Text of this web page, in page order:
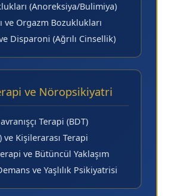
(Anoreksiya/Bulimiya)
ve Orgazm Bozuklukları
Disparoni (Ağrılı Cinsellik)
ve Nöropsikiyatri
Terapi (BDT)
ve Kişilerarası Terapi
ve Bütüncül Yaklaşım
ve Yaşlılık Psikiyatrisi